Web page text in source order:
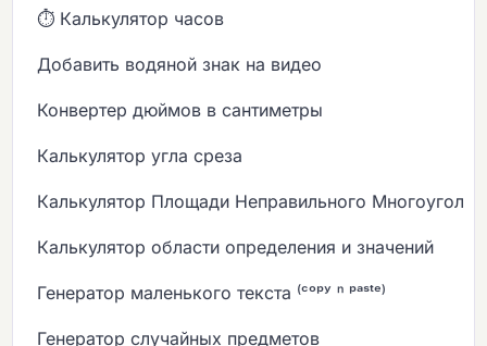
⏱️ Калькулятор часов
Добавить водяной знак на видео
Конвертер дюймов в сантиметры
Калькулятор угла среза
Калькулятор Площади Неправильного
Калькулятор области определения и значений
Генератор маленького текста ⁽ᶜᵒᵖʸ ⁿ ᵖᵃˢᵗᵉ⁾
Генератор случайных предметов